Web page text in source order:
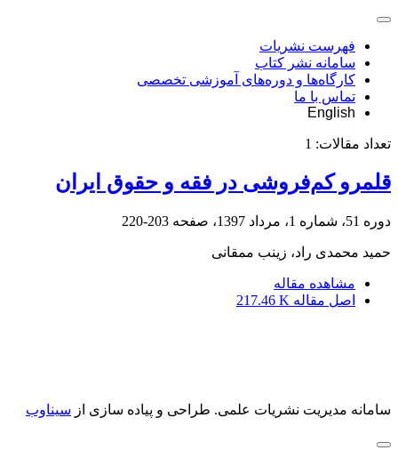
فهرست نشریات
سامانه نشر کتاب
کارگاه‌ها و دوره‌های آموزشی تخصصی
تماس با ما
English
تعداد مقالات: 1
قلمرو کم‌فروشی در فقه و حقوق ایران
دوره 51، شماره 1، مرداد 1397، صفحه 203-220
حمید محمدی راد، زینب ممقانی
مشاهده مقاله
اصل مقاله 217.46 K
سامانه مدیریت نشریات علمی. طراحی و پیاده سازی از سیناوب